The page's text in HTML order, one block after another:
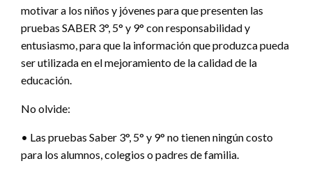
motivar a los niños y jóvenes para que presenten las
pruebas SABER 3°, 5° y 9° con responsabilidad y
entusiasmo, para que la información que produzca pueda
ser utilizada en el mejoramiento de la calidad de la
educación.
No olvide:
• Las pruebas Saber 3°, 5° y 9° no tienen ningún costo
para los alumnos, colegios o padres de familia.